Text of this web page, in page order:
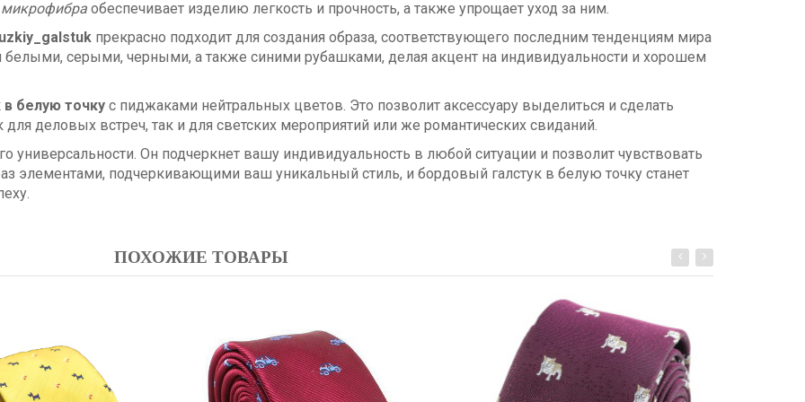
микрофибра обеспечивает изделию легкость и прочность, а также упрощает уход за ним.
прекрасно подходит для создания образа, соответствующего последним тенденциям мира
белыми, серыми, черными, а также синими рубашками, делая акцент на индивидуальности и хорошем
белую точку с пиджаками нейтральных цветов. Это позволит аксессуару выделиться и сделать
деловых встреч, так и для светских мероприятий или же романтических свиданий.
универсальности. Он подчеркнет вашу индивидуальность в любой ситуации и позволит чувствовать
элементами, подчеркивающими ваш уникальный стиль, и бордовый галстук в белую точку станет
ПОХОЖИЕ ТОВАРЫ